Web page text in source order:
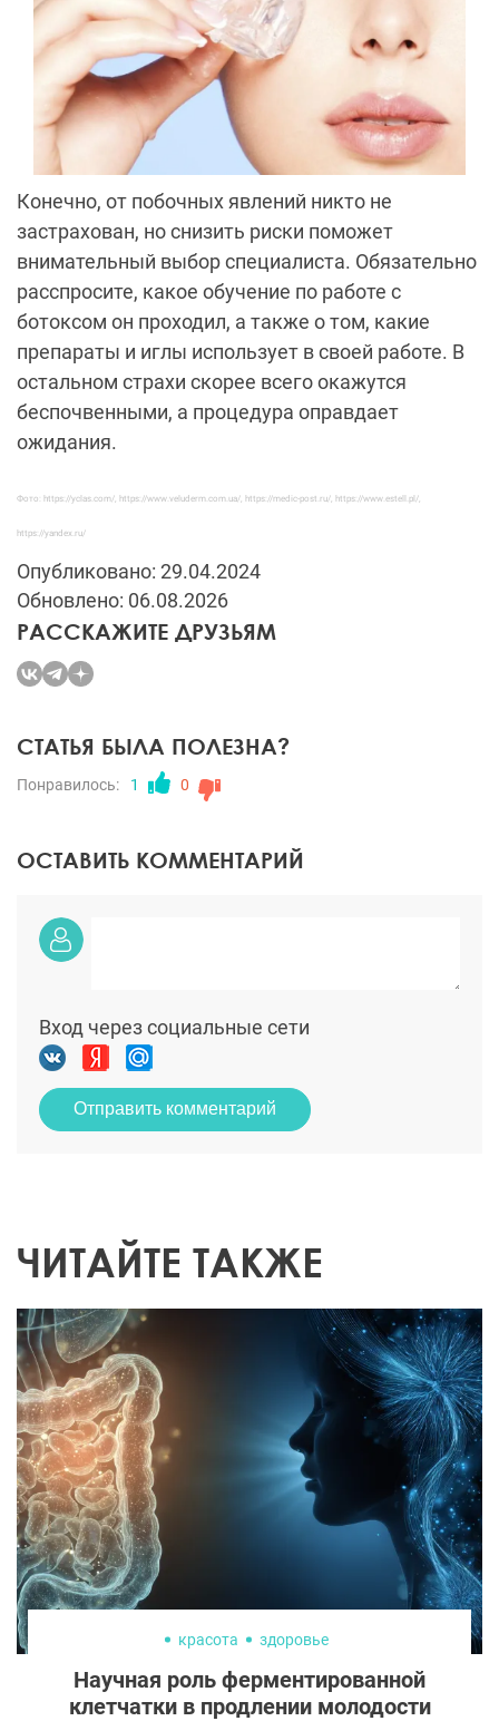
Конечно, от побочных явлений никто не
застрахован, но снизить риски поможет
внимательный выбор специалиста. Обязательно
расспросите, какое обучение по работе с
ботоксом он проходил, а также о том, какие
препараты и иглы использует в своей работе. В
остальном страхи скорее всего окажутся
беспочвенными, а процедура оправдает
ожидания.
Фото: https://yclas.com/, https://www.veluderm.com.ua/, https://medic-post.ru/, https://www.estell.pl/,
https://yandex.ru/
Опубликовано: 29.04.2024
Обновлено: 06.08.2026
РАССКАЖИТЕ ДРУЗЬЯМ
СТАТЬЯ БЫЛА ПОЛЕЗНА?
Понравилось: 1 0
ОСТАВИТЬ КОММЕНТАРИЙ
Вход через социальные сети
Отправить комментарий
ЧИТАЙТЕ ТАКЖЕ
красота здоровье
Научная роль ферментированной
клетчатки в продлении молодости